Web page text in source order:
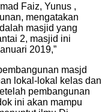
Faiz, Yunus ,
mengatakan
masjid yang
2, masjid ini
2019,”
masjd
lokal-lokal kelas dan
pembangunan
ini akan mampu